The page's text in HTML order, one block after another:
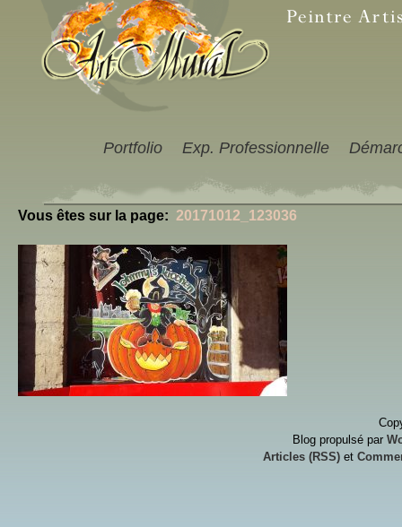
Portfolio Exp. Professionnelle
Vous êtes sur la page: 20171012_123036
Blog propulsé par
Articles (RSS) et